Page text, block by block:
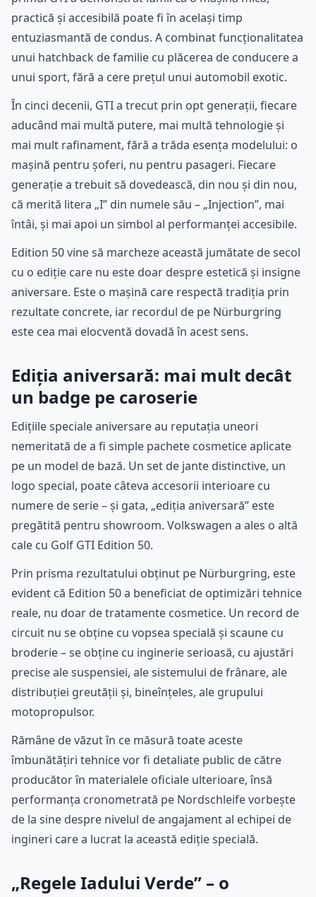
practică și accesibilă poate fi în același timp
entuziasmantă de condus. A combinat funcționalitatea
unui hatchback de familie cu plăcerea de conducere a
unui sport, fără a cere prețul unui automobil exotic.
În cinci decenii, GTI a trecut prin opt generații, fiecare
aducând mai multă putere, mai multă tehnologie și
mai mult rafinament, fără a trăda esența modelului: o
mașină pentru șoferi, nu pentru pasageri. Fiecare
generație a trebuit să dovedească, din nou și din nou,
că merită litera „I” din numele său – „Injection”, mai
întâi, și mai apoi un simbol al performanței accesibile.
Edition 50 vine să marcheze această jumătate de secol
cu o ediție care nu este doar despre estetică și insigne
aniversare. Este o mașină care respectă tradiția prin
rezultate concrete, iar recordul de pe Nürburgring
este cea mai elocventă dovadă în acest sens.
Ediția aniversară: mai mult decât
un badge pe caroserie
Edițiile speciale aniversare au reputația uneori
nemeritată de a fi simple pachete cosmetice aplicate
pe un model de bază. Un set de jante distinctive, un
logo special, poate câteva accesorii interioare cu
numere de serie – și gata, „ediția aniversară” este
pregătită pentru showroom. Volkswagen a ales o altă
cale cu Golf GTI Edition 50.
Prin prisma rezultatului obținut pe Nürburgring, este
evident că Edition 50 a beneficiat de optimizări tehnice
reale, nu doar de tratamente cosmetice. Un record de
circuit nu se obține cu vopsea specială și scaune cu
broderie – se obține cu inginerie serioasă, cu ajustări
precise ale suspensiei, ale sistemului de frânare, ale
distribuției greutății și, bineînțeles, ale grupului
motopropulsor.
Rămâne de văzut în ce măsură toate aceste
îmbunătățiri tehnice vor fi detaliate public de către
producător în materialele oficiale ulterioare, însă
performanța cronometrată pe Nordschleife vorbește
de la sine despre nivelul de angajament al echipei de
ingineri care a lucrat la această ediție specială.
„Regele Iadului Verde” – o